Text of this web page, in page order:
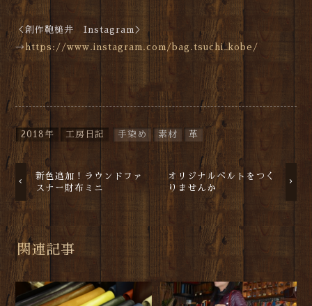
＜創作鞄槌井 Instagram＞
→ https://www.instagram.com/bag.tsuchi_kobe/
2018年 工房日記 手染め 素材 革
新色追加！ラウンドファ
スナー財布ミニ
オリジナルベルトをつく
りませんか
関連記事